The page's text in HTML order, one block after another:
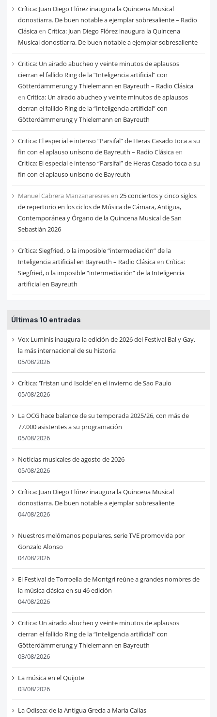
cada
mes
Crítica: Juan Diego Flórez inaugura la Quincena Musical
donostiarra. De buen notable a ejemplar sobresaliente – Radio
Clásicaen Crítica: Juan Diego Flórez inaugura la Quincena
Musical donostiarra. De buen notable a ejemplar sobresaliente
Critica: Un airado abucheo y veinte minutos de aplausos
cierran el fallido Ring de la “Inteligencia artificial” con
Götterdämmerung y Thielemann en Bayreuth – Radio Clásica
en Critica: Un airado abucheo y veinte minutos de aplausos
cierran el fallido Ring de la “Inteligencia artificial” con
Götterdämmerung y Thielemann en Bayreuth
Critica: El especial e intenso “Parsifal” de Heras Casado toca a su
fin con el aplauso unísono de Bayreuth – Radio Clásicaen
Critica: El especial e intenso “Parsifal” de Heras Casado toca a su
fin con el aplauso unísono de Bayreuth
Manuel Cabrera Manzanaresresen 25 conciertos y cinco siglos
de repertorio en los ciclos de Música de Cámara, Antigua,
Contemporánea y Órgano de la Quincena Musical de San
Sebastián 2026
Crítica: Siegfried, o la imposible “intermediación” de la
Inteligencia artificial en Bayreuth – Radio Clásicaen Crítica:
Siegfried, o la imposible “intermediación” de la Inteligencia
artificial en Bayreuth
Últimas 10 entradas
Vox Luminis inaugura la edición de 2026 del Festival Bal y Gay,
la más internacional de su historia
05/08/2026
Crítica: ‘Tristan und Isolde’ en el invierno de Sao Paulo
05/08/2026
La OCG hace balance de su temporada 2025/26, con más de
77.000 asistentes a su programación
05/08/2026
Noticias musicales de agosto de 2026
05/08/2026
Crítica: Juan Diego Flórez inaugura la Quincena Musical
donostiarra. De buen notable a ejemplar sobresaliente
04/08/2026
Nuestros melómanos populares, serie TVE promovida por
Gonzalo Alonso
04/08/2026
El Festival de Torroella de Montgrí reúne a grandes nombres de
la música clásica en su 46 edición
04/08/2026
Critica: Un airado abucheo y veinte minutos de aplausos
cierran el fallido Ring de la “Inteligencia artificial” con
Götterdämmerung y Thielemann en Bayreuth
03/08/2026
La música en el Quijote
03/08/2026
La Odisea: de la Antigua Grecia a Maria Callas